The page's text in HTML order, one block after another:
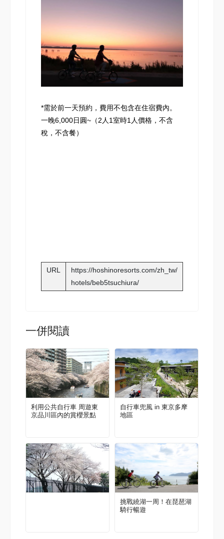
*需於前一天預約，費用不包含在住宿費內。
一晚6,000日圓~（2人1室時1人價格，不含
稅，不含餐）
URL
https://hoshinoresorts.com/zh_tw/
hotels/beb5tsuchiura/
一併閱讀
利用公共自行車 周遊東
京品川區內的賞櫻景點
自行車兜風 in 東京多摩
地區
挑戰繞湖一周！在琵琶湖
騎行暢遊